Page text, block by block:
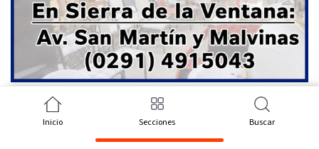
Inicio Secciones Buscar